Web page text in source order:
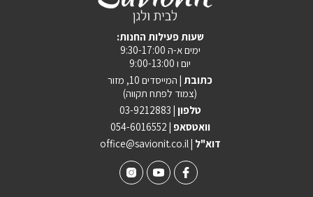
:שעות פעילות החנות
ימים א-ה 9:30-17:00
יום ו 9:00-13:00
כתובת | המייסדים 10, מזור
(צמוד לפתח תקווה)
טלפון | 03-9212883
וואטסאפ | 054-6016552
office@savionit.co.il | דוא"ל